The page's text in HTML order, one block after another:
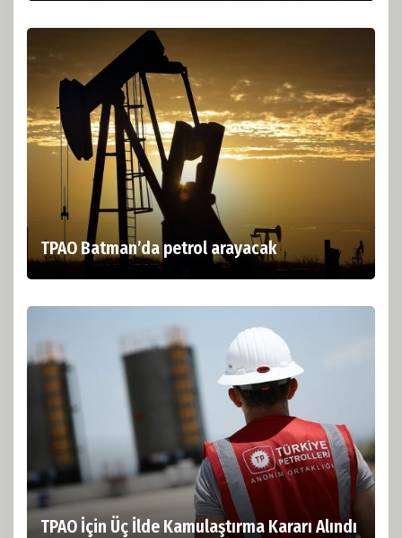
TPAO Batman’da petrol arayacak
TPAO İçin Üç İlde Kamulaştırma Kararı Alındı